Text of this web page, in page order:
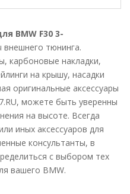
BMW F30 3-
тюнинга.
карбоновые накладки,
на крышу, насадки
оригинальные аксессуары
можете быть уверенны
на высоте. Всегда
иных аксессуаров для
консультанты, в
с выбором тех
вашего BMW.